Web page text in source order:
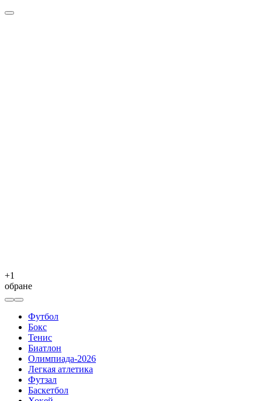
+1
обране
Футбол
Бокс
Тенис
Биатлон
Олимпиада-2026
Легкая атлетика
Футзал
Баскетбол